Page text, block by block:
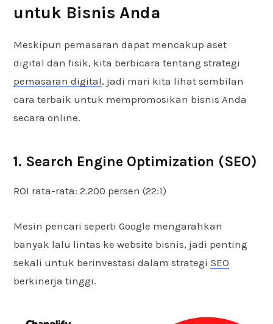
untuk Bisnis Anda
Meskipun pemasaran dapat mencakup aset
digital dan fisik, kita berbicara tentang strategi
pemasaran digital, jadi mari kita lihat sembilan
cara terbaik untuk mempromosikan bisnis Anda
secara online.
1. Search Engine Optimization (SEO)
ROI rata-rata: 2.200 persen (22:1)
Mesin pencari seperti Google mengarahkan
banyak lalu lintas ke website bisnis, jadi penting
sekali untuk berinvestasi dalam strategi SEO
berkinerja tinggi.